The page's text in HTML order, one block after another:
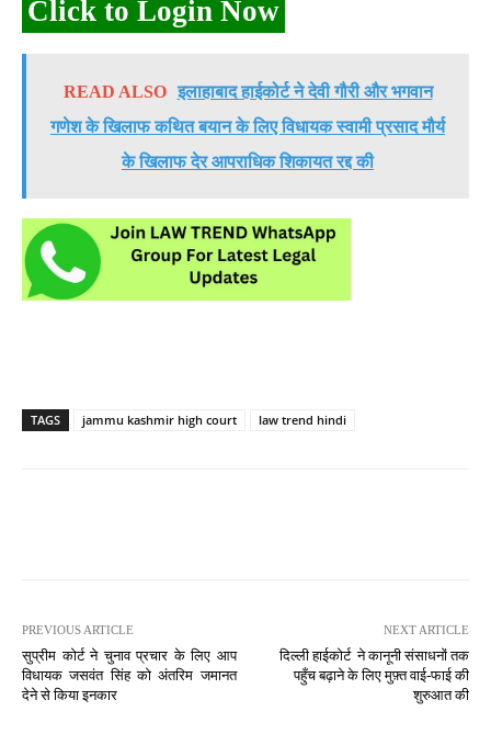
Click to Login Now
READ ALSO इलाहाबाद हाईकोर्ट ने देवी गौरी और भगवान
गणेश के खिलाफ कथित बयान के लिए विधायक स्वामी प्रसाद मौर्य
के खिलाफ देर आपराधिक शिकायत रद्द की
TAGS jammu kashmir high court law trend hindi
PREVIOUS ARTICLE
सुप्रीम कोर्ट ने चुनाव प्रचार के लिए आप
विधायक जसवंत सिंह को अंतरिम जमानत
देने से किया इनकार
NEXT ARTICLE
दिल्ली हाईकोर्ट ने कानूनी संसाधनों तक
पहुँच बढ़ाने के लिए मुफ़्त वाई-फाई की
शुरुआत की